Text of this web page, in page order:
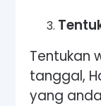
Tentukan
tanggal,
yang